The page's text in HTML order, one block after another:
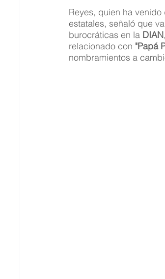
Reyes, quien ha
estatales, señaló que
burocráticas en la DIAN
relacionado con "Papá
nombramientos a